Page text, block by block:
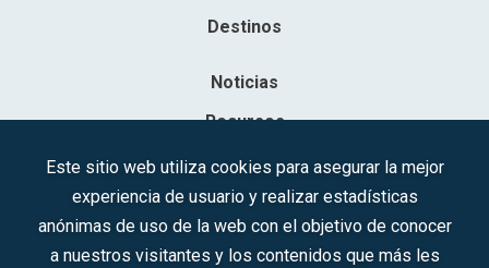
Destinos
Noticias
Recursos
Contacto
Sociedad Mercantil Estatal para la Gestión de la Innovación y las
Este sitio web utiliza cookies para asegurar la mejor
experiencia de usuario y realizar estadísticas
anónimas de uso de la web con el objetivo de conocer
a nuestros visitantes y los contenidos que más les